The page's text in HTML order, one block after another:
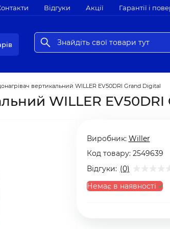
Відгуки Акції Гарантії і
вертикальний WILLER EV50DRI Grand Digital
WILLER
Виробник: Willer
Код товару: 2549639
Відгуки: (0)
Немає в наявності